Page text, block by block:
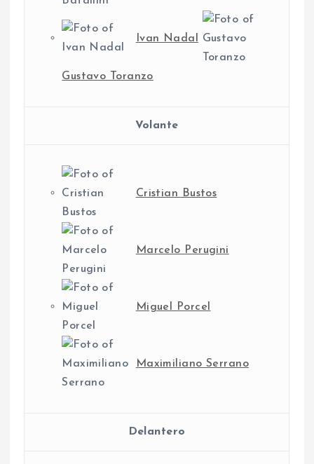
Ivan Nadal
Gustavo Toranzo
Volante
Cristian Bustos
Marcelo Perugini
Miguel Porcel
Maximiliano Serrano
Delantero